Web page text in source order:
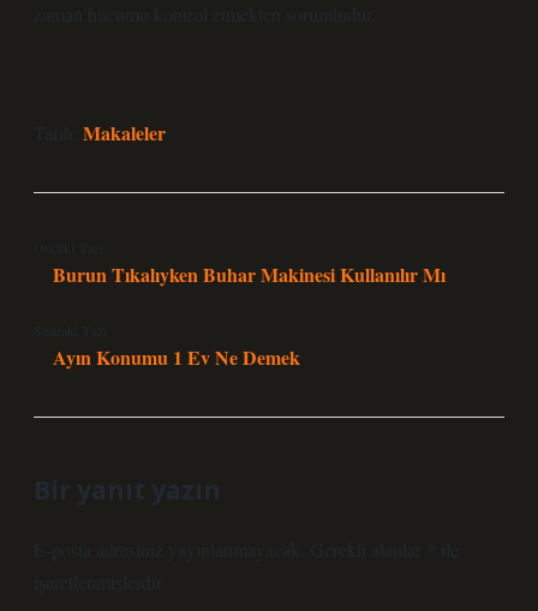
zaman hücumu kontrol etmekten sorumludur.
Tarih: Makaleler
Önceki Yazı
Burun Tıkalıyken Buhar Makinesi Kullanılır Mı
Sonraki Yazı
Ayın Konumu 1 Ev Ne Demek
Bir yanıt yazın
E-posta adresiniz yayınlanmayacak. Gerekli alanlar
ile
işaretlenmişlerdir